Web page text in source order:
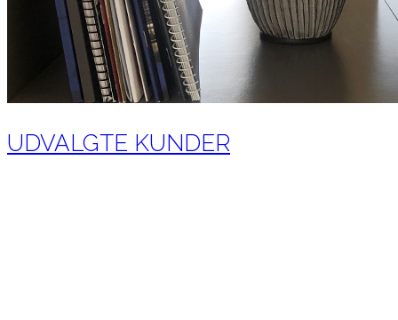
UDVALGTE KUNDER